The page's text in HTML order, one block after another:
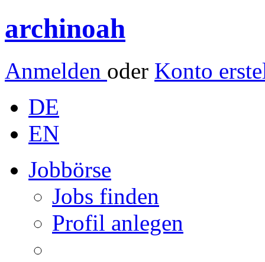
archinoah
Anmelden oder Konto
DE
EN
Jobbörse
Jobs finden
Profil anlegen